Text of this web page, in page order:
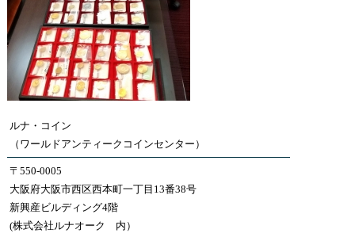
ルナ・コイン
（ワールドアンティークコインセンター）
〒550-0005
大阪府大阪市西区西本町一丁目13番38号
新興産ビルディング4階
(株式会社ルナオーク 内）